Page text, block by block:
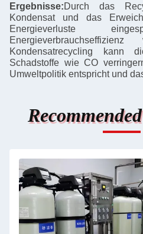
Ergebnisse:Durch das
Kondensat und das
Energieverluste
Kondensatrecycling kann
Schadstoffe wie CO
Umweltpoli­tik entspricht und